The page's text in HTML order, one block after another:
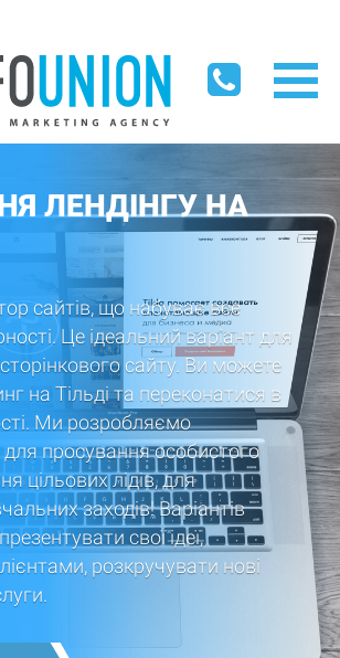
ЛЕНДІНГУ НА
сайтів, що набуває все
Це ідеальний варіант для
сайту. Ви можете
на Тільді та переконатися в
Ми розробляємо
для просування особистого
цільових лідів, для
заходів! Варіантів
свої ідеї,
розкручувати нові